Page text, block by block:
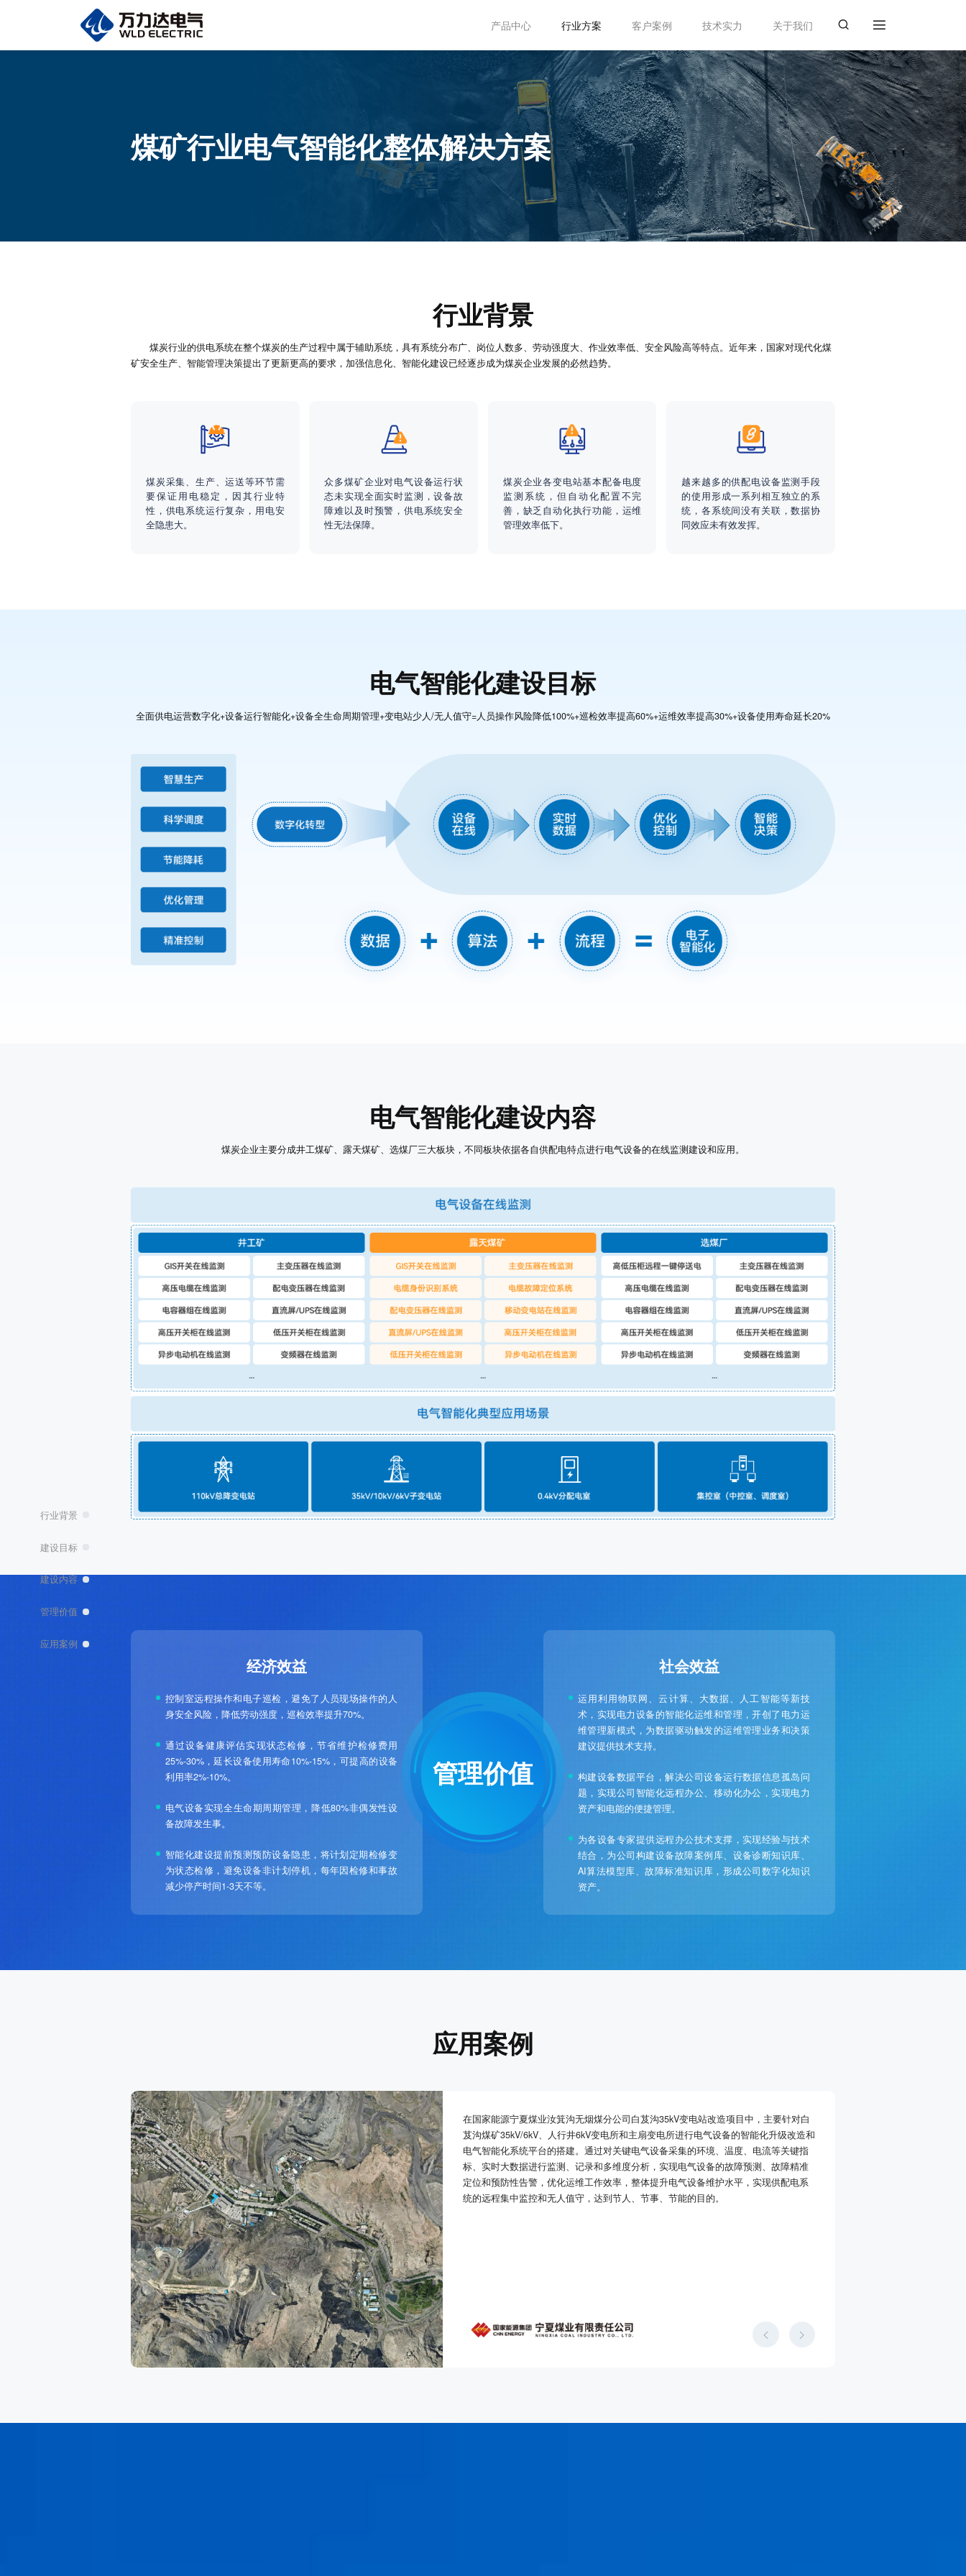
产品中心 行业方案 客户案例 技术实力 关于我们
煤矿行业电气智能化整体解决方案
行业背景
建设目标
建设内容
管理价值
应用案例
行业背景
煤炭行业的供电系统在整个煤炭的生产过程中属于辅助系统，具有系统分布广、岗位人数多、劳动强度大、作业效率低、安全风险高等特点。近年来，国家对现代化煤
矿安全生产、智能管理决策提出了更新更高的要求，加强信息化、智能化建设已经逐步成为煤炭企业发展的必然趋势。
煤炭采集、生产、运送等环节需
要保证用电稳定，因其行业特
性，供电系统运行复杂，用电安
全隐患大。
众多煤矿企业对电气设备运行状
态未实现全面实时监测，设备故
障难以及时预警，供电系统安全
性无法保障。
煤炭企业各变电站基本配备电度
监测系统，但自动化配置不完
善，缺乏自动化执行功能，运维
管理效率低下。
越来越多的供配电设备监测手段
的使用形成一系列相互独立的系
统，各系统间没有关联，数据协
同效应未有效发挥。
电气智能化建设目标
全面供电运营数字化+设备运行智能化+设备全生命周期管理+变电站少人/无人值守=人员操作风险降低100%+巡检效率提高60%+运维效率提高30%+设备使用寿命延长20%
电气智能化建设内容
煤炭企业主要分成井工煤矿、露天煤矿、选煤厂三大板块，不同板块依据各自供配电特点进行电气设备的在线监测建设和应用。
经济效益
控制室远程操作和电子巡检，避免了人员现场操作的人
身安全风险，降低劳动强度，巡检效率提升70%。
通过设备健康评估实现状态检修，节省维护检修费用
25%-30%，延长设备使用寿命10%-15%，可提高的设备
利用率2%-10%。
电气设备实现全生命期周期管理，降低80%非偶发性设
备故障发生事。
智能化建设提前预测预防设备隐患，将计划定期检修变
为状态检修，避免设备非计划停机，每年因检修和事故
减少停产时间1-3天不等。
管理价值
社会效益
运用利用物联网、云计算、大数据、人工智能等新技
术，实现电力设备的智能化运维和管理，开创了电力运
维管理新模式，为数据驱动触发的运维管理业务和决策
建议提供技术支持。
构建设备数据平台，解决公司设备运行数据信息孤岛问
题，实现公司智能化远程办公、移动化办公，实现电力
资产和电能的便捷管理。
为各设备专家提供远程办公技术支撑，实现经验与技术
结合，为公司构建设备故障案例库、设备诊断知识库、
AI算法模型库、故障标准知识库，形成公司数字化知识
资产。
应用案例
在国家能源宁夏煤业汝箕沟无烟煤分公司白芨沟35kV变电站改造项目中，主要针对白
芨沟煤矿35kV/6kV、人行井6kV变电所和主扇变电所进行电气设备的智能化升级改造和
电气智能化系统平台的搭建。通过对关键电气设备采集的环境、温度、电流等关键指
标、实时大数据进行监测、记录和多维度分析，实现电气设备的故障预测、故障精准
定位和预防性告警，优化运维工作效率，整体提升电气设备维护水平，实现供配电系
统的远程集中监控和无人值守，达到节人、节事、节能的目的。